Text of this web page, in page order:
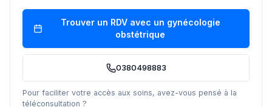
Trouver un RDV avec un gynécologie
obstétrique
0380498883
Pour faciliter votre accès aux soins, avez-vous pensé à la
téléconsultation ?